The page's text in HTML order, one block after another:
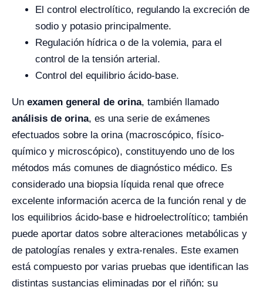
El control electrolítico, regulando la excreción de
sodio y potasio principalmente.
Regulación hídrica o de la volemia, para el
control de la tensión arterial.
Control del equilibrio ácido-base.
Un examen general de orina, también llamado
análisis de orina, es una serie de exámenes
efectuados sobre la orina (macroscópico, físico-
químico y microscópico), constituyendo uno de los
métodos más comunes de diagnóstico médico. Es
considerado una biopsia líquida renal que ofrece
excelente información acerca de la función renal y de
los equilibrios ácido-base e hidroelectrolítico; también
puede aportar datos sobre alteraciones metabólicas y
de patologías renales y extra-renales. Este examen
está compuesto por varias pruebas que identifican las
distintas sustancias eliminadas por el riñón; su